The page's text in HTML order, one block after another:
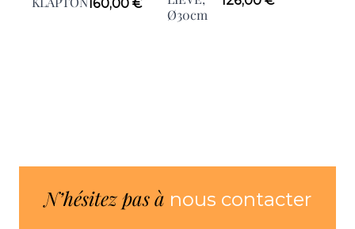
160,00 €
Ø30cm
N’hésitez pas à nous contacter